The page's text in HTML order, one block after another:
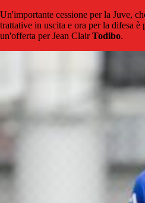
Un'importante cessione per la Juve,
trattative in uscita e ora per la difesa è
un'offerta per Jean ClairTodibo.